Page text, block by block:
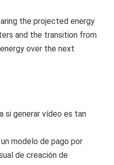
si generar vídeo es tan
modelo de pago por
de creación de